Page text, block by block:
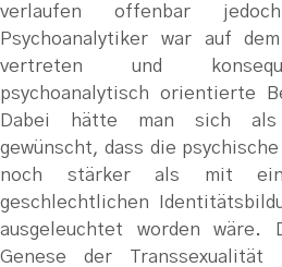
verlaufen offenbar
Psychoanalytiker war auf
vertreten und
psychoanalytisch orientierte
Dabei hätte man sich als
gewünscht, dass die
noch stärker als mit
geschlechtlichen
ausgeleuchtet worden wäre.
Genese der